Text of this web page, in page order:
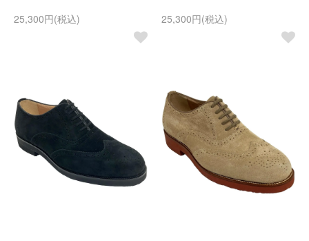
25,300円(税込)
25,300円(税込)